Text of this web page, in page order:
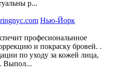
р...
Нью-Йорк
професиональнное
и покраску бровей. .
по уходу за кожей лица,
Выпол...